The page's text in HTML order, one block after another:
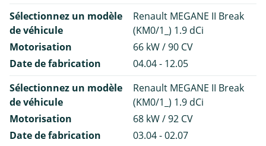
Sélectionnez un modèle
de véhicule
Renault MEGANE II Break
(KM0/1_) 1.9 dCi
Motorisation
66 kW / 90 CV
Date de fabrication
04.04 - 12.05
Sélectionnez un modèle
de véhicule
Renault MEGANE II Break
(KM0/1_) 1.9 dCi
Motorisation
68 kW / 92 CV
Date de fabrication
03.04 - 02.07